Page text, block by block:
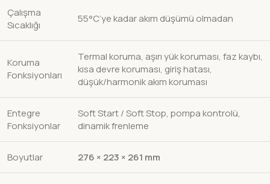
Çalışma
Sıcaklığı
55°C’ye kadar akım düşümü olmadan
Koruma
Fonksiyonları
Termal koruma, aşırı yük koruması, faz kaybı,
kısa devre koruması, giriş hatası,
düşük/harmonik akım koruması
Entegre
Fonksiyonlar
Soft Start / Soft Stop, pompa kontrolü,
dinamik frenleme
Boyutlar 276 × 223 × 261 mm